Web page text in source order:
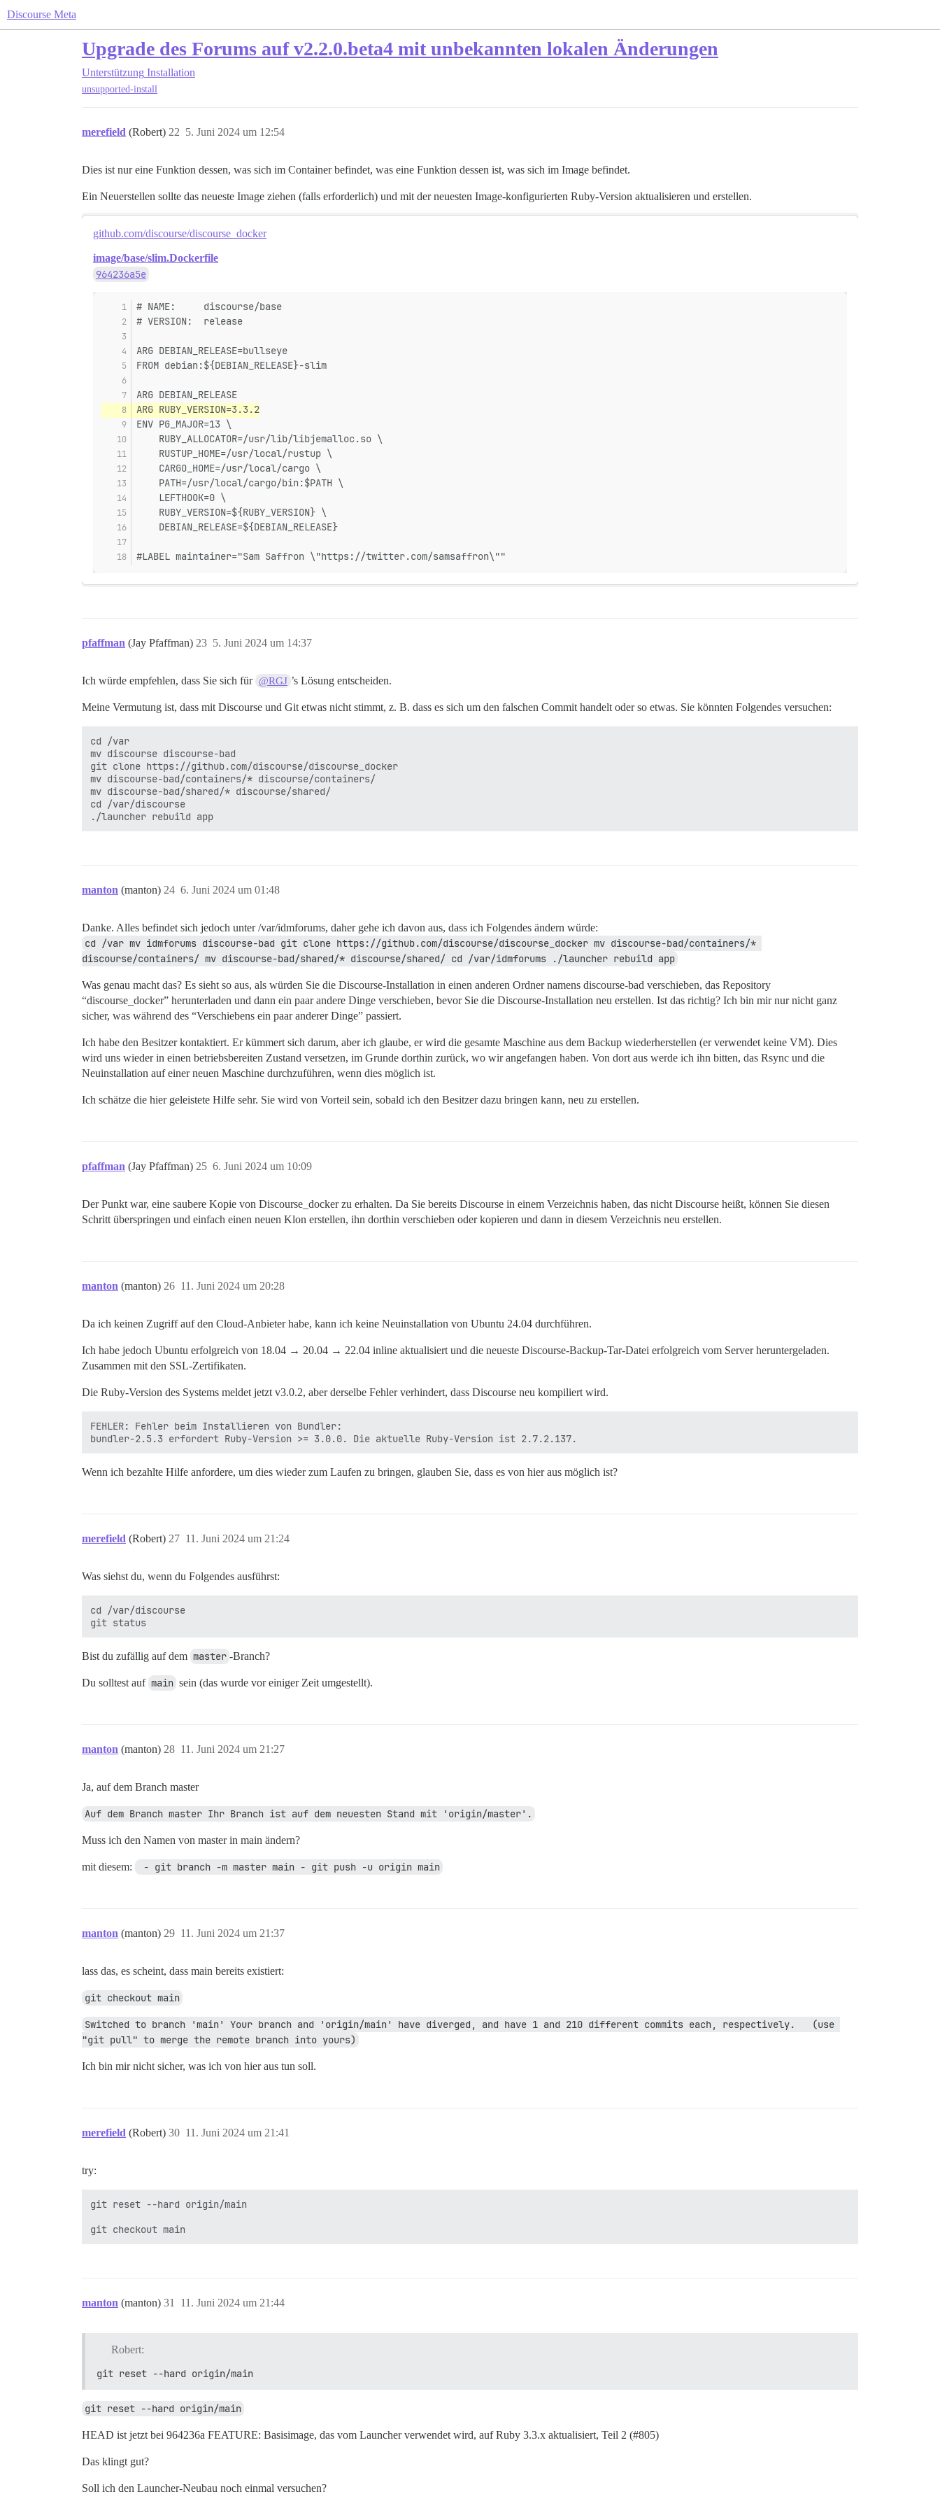
Discourse Meta
Upgrade des Forums auf v2.2.0.beta4 mit unbekannten lokalen Änderungen
Unterstützung Installation
unsupported-install
merefield (Robert) 5. Juni 2024 um 12:54
22
Dies ist nur eine Funktion dessen, was sich im Container befindet, was eine Funktion dessen ist, was sich im Image befindet.
Ein Neuerstellen sollte das neueste Image ziehen (falls erforderlich) und mit der neuesten Image-konfigurierten Ruby-Version aktualisieren und erstellen.
github.com/discourse/discourse_docker
image/base/slim.Dockerfile
964236a5e
# NAME:     discourse/base
# VERSION:  release
ARG DEBIAN_RELEASE=bullseye
FROM debian:${DEBIAN_RELEASE}-slim
ARG DEBIAN_RELEASE
ARG RUBY_VERSION=3.3.2
ENV PG_MAJOR=13 \
    RUBY_ALLOCATOR=/usr/lib/libjemalloc.so \
    RUSTUP_HOME=/usr/local/rustup \
    CARGO_HOME=/usr/local/cargo \
    PATH=/usr/local/cargo/bin:$PATH \
    LEFTHOOK=0 \
    RUBY_VERSION=${RUBY_VERSION} \
    DEBIAN_RELEASE=${DEBIAN_RELEASE}
#LABEL maintainer="Sam Saffron \"https://twitter.com/samsaffron\""
pfaffman (Jay Pfaffman) 5. Juni 2024 um 14:37
23
Ich würde empfehlen, dass Sie sich für @RGJ ’s Lösung entscheiden.
Meine Vermutung ist, dass mit Discourse und Git etwas nicht stimmt, z. B. dass es sich um den falschen Commit handelt oder so etwas. Sie könnten Folgendes versuchen:
cd /var
mv discourse discourse-bad
git clone https://github.com/discourse/discourse_docker
mv discourse-bad/containers/* discourse/containers/
mv discourse-bad/shared/* discourse/shared/
cd /var/discourse
manton (manton) 6. Juni 2024 um 01:48
24
Danke. Alles befindet sich jedoch unter /var/idmforums, daher gehe ich davon aus, dass ich Folgendes ändern würde:
cd /var mv idmforums discourse-bad git clone https://github.com/discourse/discourse_docker mv discourse-bad/containers/*
discourse/containers/ mv discourse-bad/shared/* discourse/shared/ cd /var/idmforums ./launcher rebuild app
Was genau macht das? Es sieht so aus, als würden Sie die Discourse-Installation in einen anderen Ordner namens discourse-bad verschieben, das Repository
“discourse_docker” herunterladen und dann ein paar andere Dinge verschieben, bevor Sie die Discourse-Installation neu erstellen. Ist das richtig? Ich bin mir nur nicht ganz
sicher, was während des “Verschiebens ein paar anderer Dinge” passiert.
Ich habe den Besitzer kontaktiert. Er kümmert sich darum, aber ich glaube, er wird die gesamte Maschine aus dem Backup wiederherstellen (er verwendet keine VM). Dies
wird uns wieder in einen betriebsbereiten Zustand versetzen, im Grunde dorthin zurück, wo wir angefangen haben. Von dort aus werde ich ihn bitten, das Rsync und die
Neuinstallation auf einer neuen Maschine durchzuführen, wenn dies möglich ist.
Ich schätze die hier geleistete Hilfe sehr. Sie wird von Vorteil sein, sobald ich den Besitzer dazu bringen kann, neu zu erstellen.
pfaffman (Jay Pfaffman) 6. Juni 2024 um 10:09
25
Der Punkt war, eine saubere Kopie von Discourse_docker zu erhalten. Da Sie bereits Discourse in einem Verzeichnis haben, das nicht Discourse heißt, können Sie diesen
Schritt überspringen und einfach einen neuen Klon erstellen, ihn dorthin verschieben oder kopieren und dann in diesem Verzeichnis neu erstellen.
manton (manton) 11. Juni 2024 um 20:28
26
Da ich keinen Zugriff auf den Cloud-Anbieter habe, kann ich keine Neuinstallation von Ubuntu 24.04 durchführen.
Ich habe jedoch Ubuntu erfolgreich von 18.04 → 20.04 → 22.04 inline aktualisiert und die neueste Discourse-Backup-Tar-Datei erfolgreich vom Server heruntergeladen.
Zusammen mit den SSL-Zertifikaten.
Die Ruby-Version des Systems meldet jetzt v3.0.2, aber derselbe Fehler verhindert, dass Discourse neu kompiliert wird.
FEHLER: Fehler beim Installieren von Bundler:
Wenn ich bezahlte Hilfe anfordere, um dies wieder zum Laufen zu bringen, glauben Sie, dass es von hier aus möglich ist?
merefield (Robert) 11. Juni 2024 um 21:24
27
Was siehst du, wenn du Folgendes ausführst:
cd /var/discourse
Bist du zufällig auf dem master -Branch?
Du solltest auf main sein (das wurde vor einiger Zeit umgestellt).
manton (manton) 11. Juni 2024 um 21:27
28
Ja, auf dem Branch master
Auf dem Branch master Ihr Branch ist auf dem neuesten Stand mit 'origin/master'.
Muss ich den Namen von master in main ändern?
mit diesem: - git branch -m master main - git push -u origin main
manton (manton) 11. Juni 2024 um 21:37
29
lass das, es scheint, dass main bereits existiert:
git checkout main
Switched to branch 'main' Your branch and 'origin/main' have diverged, and have 1 and 210 different commits each, respectively.   (use
"git pull" to merge the remote branch into yours)
Ich bin mir nicht sicher, was ich von hier aus tun soll.
merefield (Robert) 11. Juni 2024 um 21:41
30
try:
git reset --hard origin/main
manton (manton) 11. Juni 2024 um 21:44
31
Robert:
git reset --hard origin/main
git reset --hard origin/main
HEAD ist jetzt bei 964236a FEATURE: Basisimage, das vom Launcher verwendet wird, auf Ruby 3.3.x aktualisiert, Teil 2 (#805)
Das klingt gut?
Soll ich den Launcher-Neubau noch einmal versuchen?